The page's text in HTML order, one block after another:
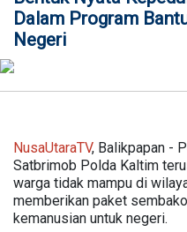
Dalam Program
Negeri
NusaUtaraTV, Balikpapan -
Satbrimob Polda Kaltim
warga tidak mampu di
memberikan paket
kemanusian untuk negeri.